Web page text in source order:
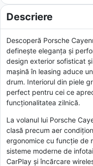
Descriere
Descoperă Porsche
definește eleganța și
design exterior sofisticat
mașină în leasing aduce
drum. Interiorul din piele
perfect pentru cei ce
funcționalitatea zilnică.
La volanul lui Porsche
clasă precum aer
ergonomice cu funcție de
sisteme moderne de
CarPlay și încărcare